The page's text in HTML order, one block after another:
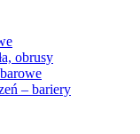
obrusy
– bariery